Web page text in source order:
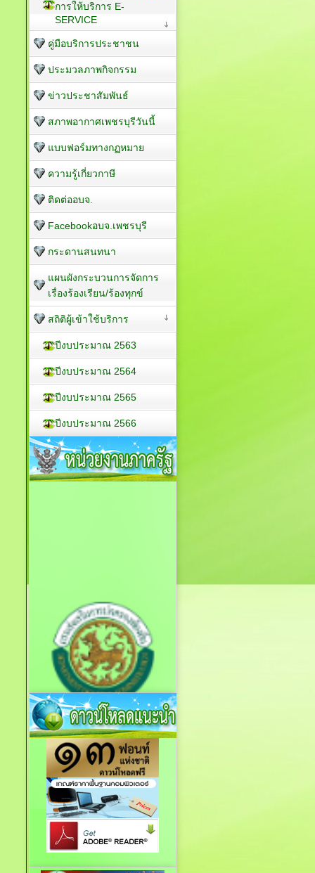
การให้บริการ E-
SERVICE
คู่มือบริการประชาชน
ประมวลภาพกิจกรรม
ข่าวประชาสัมพันธ์
สภาพอากาศเพชรบุรีวันนี้
แบบฟอร์มทางกฏหมาย
ความรู้เกี่ยวกาษี
ติดต่ออบจ.
Facebookอบจ.เพชรบุรี
กระดานสนทนา
แผนผังกระบวนการจัดการ
เรื่องร้องเรียน/ร้องทุกข์
สถิติผู้เข้าใช้บริการ
ปีงบประมาณ 2563
ปีงบประมาณ 2564
ปีงบประมาณ 2565
ปีงบประมาณ 2566